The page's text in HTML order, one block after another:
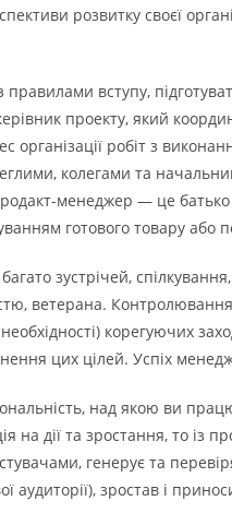
розвитку своєї
вступу,
проекту, який
організації робіт з
колегами та
менеджер — це
готового товару або
зустрічей,
ветерана.
корегуючих
цих цілей. Успіх
над якою ви
на дії та зростання, то
генерує та
аудиторії), зростав і